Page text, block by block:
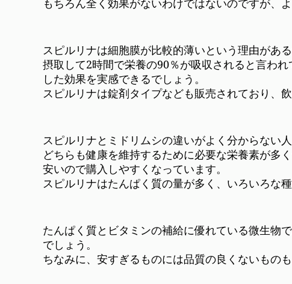
もちろん全く効果がないわけではないのですが、
スピルリナは細胞膜が比較的薄いという理由があ
摂取して2時間で栄養の90％が吸収されると言わ
した効果を実感できるでしょう。
スピルリナは錠剤タイプなども販売されており、
スピルリナとミドリムシの違いがよく分からない
どちらも健康を維持するために必要な栄養素が多
安いので購入しやすくなっています。
スピルリナはたんぱく質の量が多く、いろいろな
たんぱく質とビタミンの補給に優れている微生物
でしょう。
ちなみに、安すぎるものには品質の良くないもの